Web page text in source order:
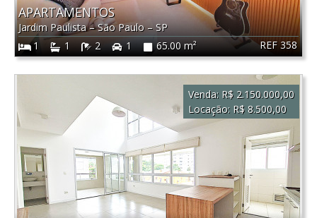
REF 358
APARTAMENTOS
Jardim Paulista–São Paulo–SP
1
1 2 1 65.00 m²
Venda: R$ 2.150.000,00
Locação: R$ 8.500,00